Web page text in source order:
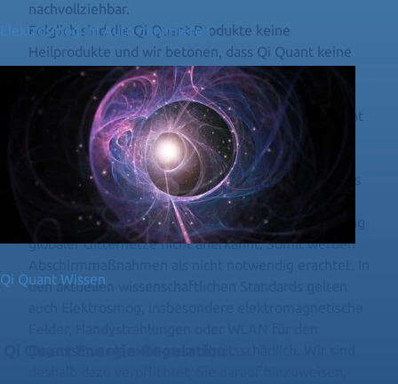
Elektrosmog im Auto minimieren
Qi Quant Wissen
nachvollziehbar.
Folglich sind die Qi Quant-Produkte keine
Heilprodukte und wir betonen, dass Qi Quant keine
wie auch immer gearteten Heilversprechen abgibt.
Der Einsatz der Qi Quant-Produkte beinhaltet keine
Therapie im medizinischen Kontext und ersetzt nicht
die Konsultation eines Arztes oder Heilpraktikers
In der Schulwissenschaft sind sowohl die Existenz als
auch die krankmachende (geopathogene) Wirkung
von Wasserader- und Erdstrahlung sowie die Wirkung
globaler Gitternetze nicht anerkannt. Somit werden
den aktuellen wissenschaftlichen Standards gelten